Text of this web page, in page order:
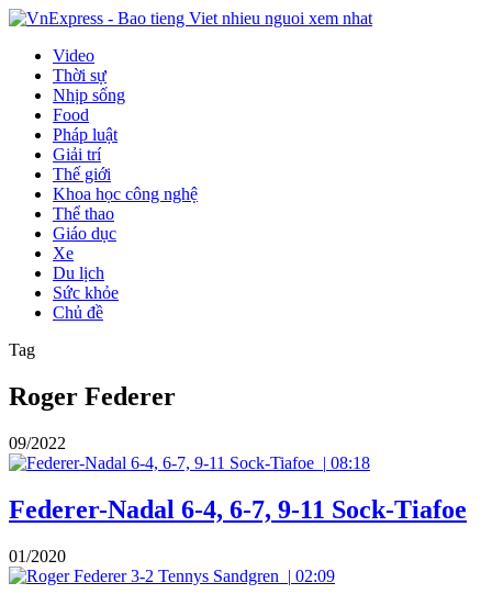
Video
Thời sự
Nhịp sống
Food
Pháp luật
Giải trí
Thế giới
Khoa học công nghệ
Thể thao
Giáo dục
Xe
Du lịch
Sức khỏe
Chủ đề
Tag
Roger Federer
09/2022
| 08:18
Federer-Nadal 6-4, 6-7, 9-11 Sock-Tiafoe
01/2020
| 02:09